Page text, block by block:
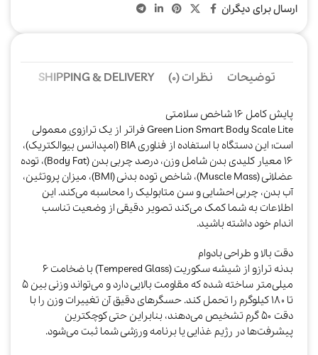
ارسال برای دیگران
توضیحات نظرات (0) SHIPPING & DELIVERY
پایش کامل ۱۶ شاخص سلامتی
Green Lion Smart Body Scale Lite فراتر از یک ترازوی معمولی
است؛ این دستگاه با استفاده از فناوری BIA (امپدانس بیوالکتریک)،
۱۶ معیار کلیدی بدن شامل وزن، درصد چربی بدن (Body Fat)، توده
عضلانی (Muscle Mass)، شاخص توده بدنی (BMI)، میزان پروتئین،
آب بدن، چربی احشایی و سن متابولیک را محاسبه می‌کند. این
اطلاعات به شما کمک می‌کند تصویر دقیقی از وضعیت تناسب
اندام خود داشته باشید.​
دقت بالا و طراحی بادوام
بدنه ترازو از شیشه سکوریت (Tempered Glass) با ضخامت ۶
میلی‌متر ساخته شده که مقاومت بالایی دارد و می‌تواند وزنی بین ۵
تا ۱۸۰ کیلوگرم را تحمل کند. حسگرهای دقیق آن تغییرات وزن را با
دقت ۵۰ گرم تشخیص می‌دهند، بنابراین حتی کوچکترین
پیشرفت‌ها در رژیم غذایی یا برنامه ورزشی شما ثبت می‌شود.​